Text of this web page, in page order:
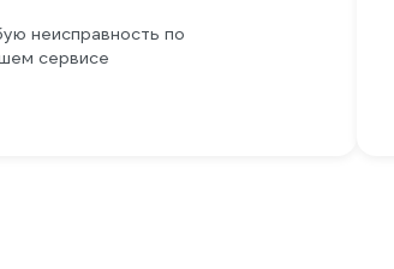
неисправность по
сервисе